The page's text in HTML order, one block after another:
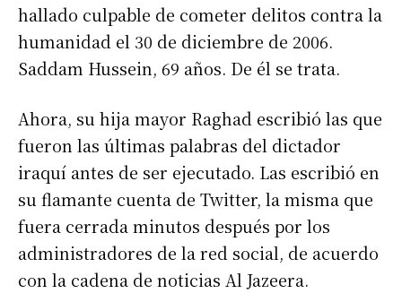
hallado culpable de cometer delitos contra la
humanidad el 30 de diciembre de 2006.
Saddam Hussein, 69 años. De él se trata.
Ahora, su hija mayor Raghad escribió las que
fueron las últimas palabras del dictador
iraquí antes de ser ejecutado. Las escribió en
su flamante cuenta de Twitter, la misma que
fuera cerrada minutos después por los
administradores de la red social, de acuerdo
con la cadena de noticias Al Jazeera.